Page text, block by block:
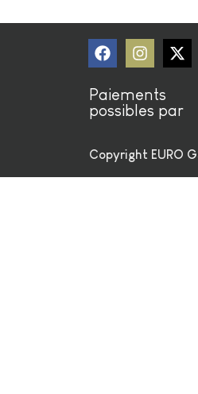
Paiements
possibles par
Copyright EURO